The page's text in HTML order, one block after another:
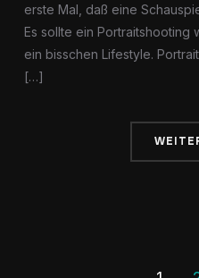
erste Mal, daß eine
Es sollte ein Portraitshooting
ein bisschen Lifestyle.
[…]